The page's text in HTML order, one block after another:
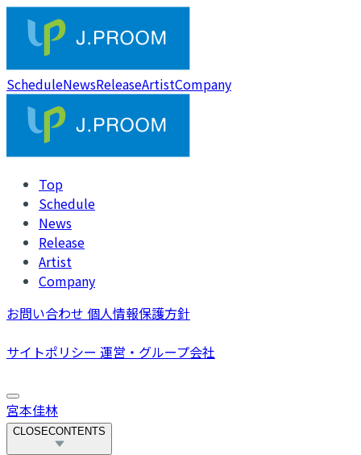
ScheduleNewsReleaseArtistCompany
Top
Schedule
News
Release
Artist
Company
お問い合わせ 個人情報保護方針
サイトポリシー 運営・グループ会社
宮本佳林
CLOSECONTENTS